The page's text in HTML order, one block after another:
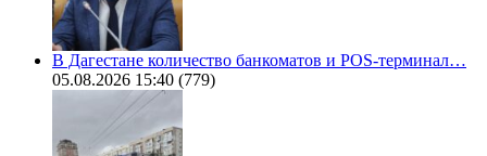
В Дагестане количество банкоматов и POS-терминал…
05.08.2026 15:40 (779)